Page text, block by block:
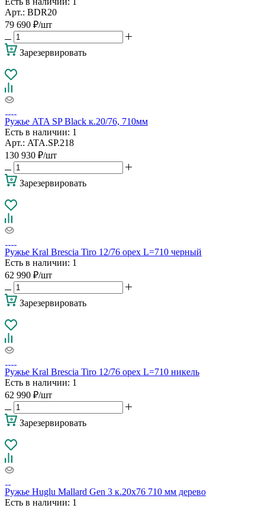
Арт.: BDR20
79 690 ₽/шт
Зарезервировать
Ружье ATA SP Black к.20/76, 710мм
Есть в наличии: 1
Арт.: ATA.SP.218
130 930 ₽/шт
Зарезервировать
Ружье Kral Brescia Tiro 12/76 орех L=710 черный
Есть в наличии: 1
62 990 ₽/шт
Зарезервировать
Ружье Kral Brescia Tiro 12/76 орех L=710 никель
Есть в наличии: 1
62 990 ₽/шт
Зарезервировать
Ружье Huglu Mallard Gen 3 к.20х76 710 мм дерево
Есть в наличии: 1